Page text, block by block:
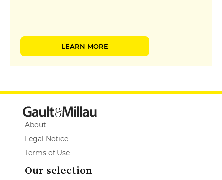
LEARN MORE
About
Legal Notice
Terms of Use
Our selection